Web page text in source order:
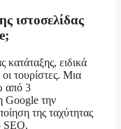
ιστοσελίδας
κατάταξης, ειδικά
τουρίστες. Μια
από 3
Google την
της ταχύτητας
SEO.